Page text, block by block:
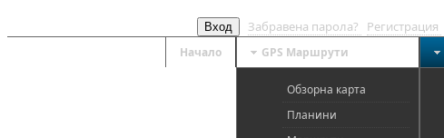
Вход Забравена парола? Регистрация
Начало GPS Mаршрути
Обзорна карта
Планини